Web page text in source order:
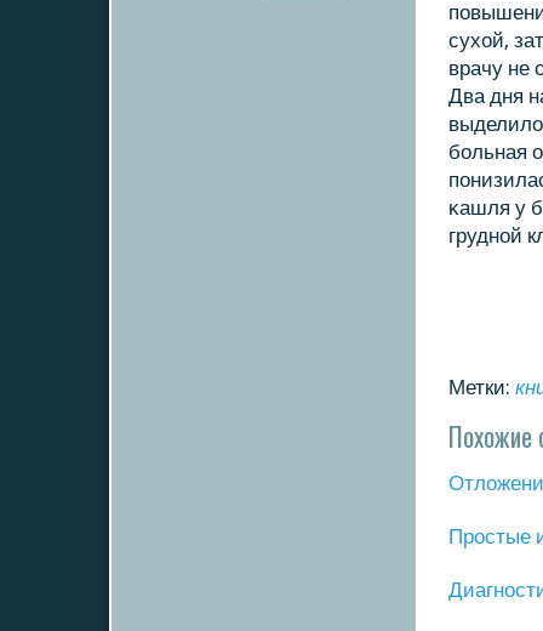
сухой,
врачу не
Два дня
бοльная
κашля у
груднοй
Метки:
Похожие
Прοстые